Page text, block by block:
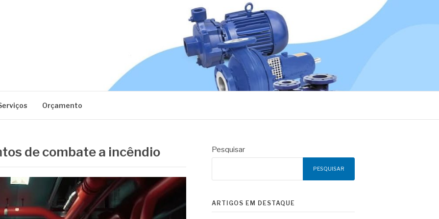
Orçamento
de combate a incêndio Pesquisar
PESQUISAR
ARTIGOS EM DESTAQUE